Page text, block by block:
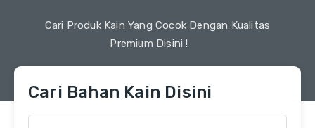
Cari Produk Kain Yang Cocok Dengan Kualitas
Premium Disini !
Cari Bahan Kain Disini